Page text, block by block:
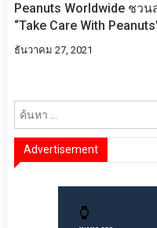
Peanuts Worldwide ชว
“Take Care With
ธันวาคม 27, 2021
Advertisement